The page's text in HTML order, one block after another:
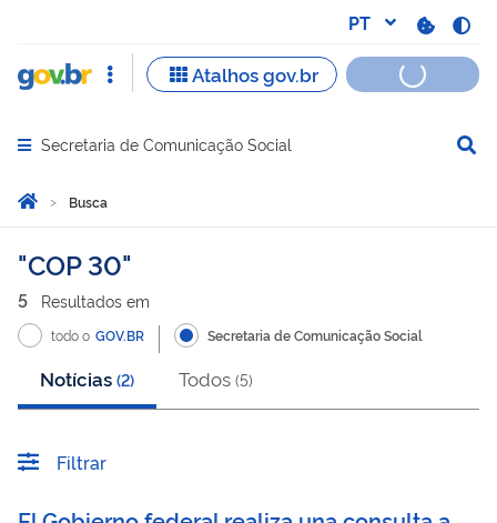
Abrir menu principal de navegação
Secretaria de Comunicação Social
Você está aqui:
Página Inicial
Busca
Busca
COP 30
5 Resultados em
todo o GOV.BR Secretaria de Comunicação Social
Notícias (2) Todos (5)
Filtrar